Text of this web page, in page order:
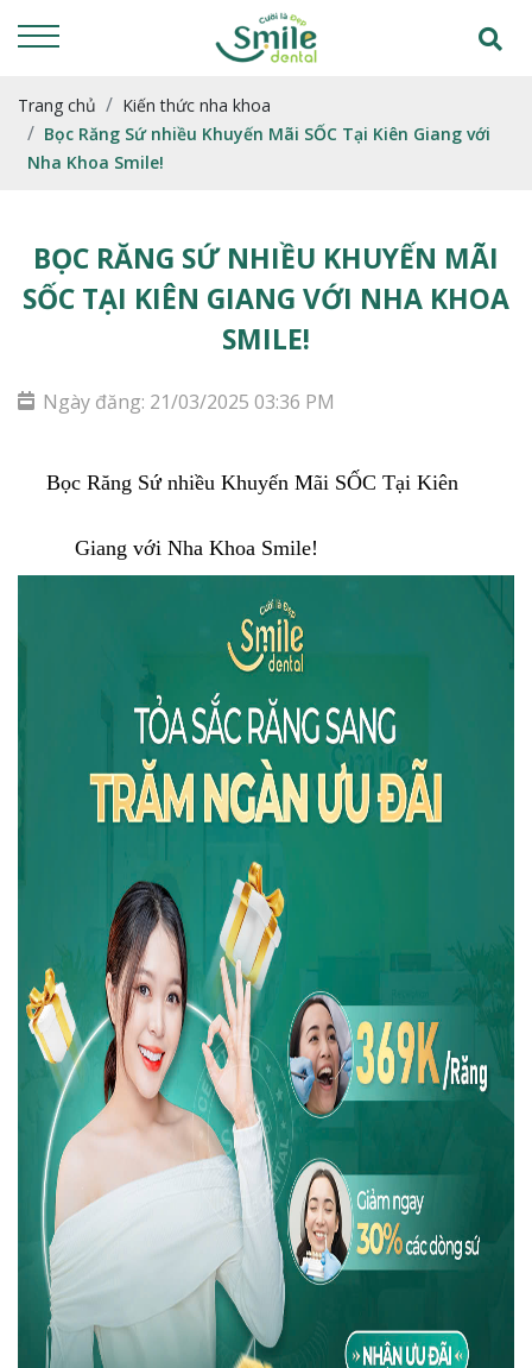
Trang chủ
Kiến thức nha khoa
Bọc Răng Sứ nhiều Khuyến Mãi SỐC Tại Kiên Giang với
Nha Khoa Smile!
BỌC RĂNG SỨ NHIỀU KHUYẾN MÃI
SỐC TẠI KIÊN GIANG VỚI NHA KHOA
SMILE!
Ngày đăng: 21/03/2025 03:36 PM
Bọc Răng Sứ nhiều Khuyến Mãi SỐC Tại Kiên
Giang với Nha Khoa Smile!